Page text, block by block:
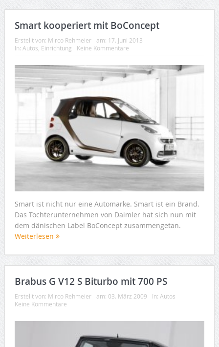
Smart kooperiert mit BoConcept
Erstellt von: Mirco Rehmeier am: 17. Juni 2013
In: Autos Einrichtung Keine Kommentare
Smart ist nicht nur eine Automarke. Smart ist ein Brand.
Das Tochterunternehmen von Daimler hat sich nun mit
dem dänischen Label BoConcept zusammengetan.
Weiterlesen
Brabus G V12 S Biturbo mit 700 PS
Erstellt von: Mirco Rehmeier am: 03. März 2009 In: Autos
Keine Kommentare